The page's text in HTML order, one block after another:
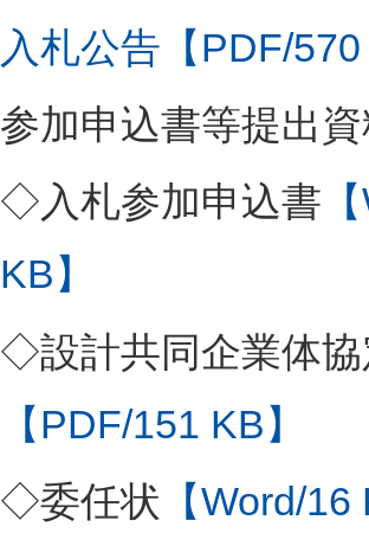
入札公告【PDF/
参加申込書等提出
◇入札参加申込書
KB】
◇設計共同企業体協
【PDF/151 KB】
◇委任状 【Word/